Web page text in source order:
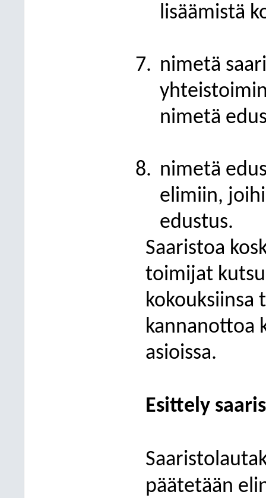
lisäämistä
nimetä
nimetä
nimetä
elimiin,
edustus.
Saaristoa
toimijat
kokouksiinsa
kannanottoa
asioissa.
Esittely
päätetään